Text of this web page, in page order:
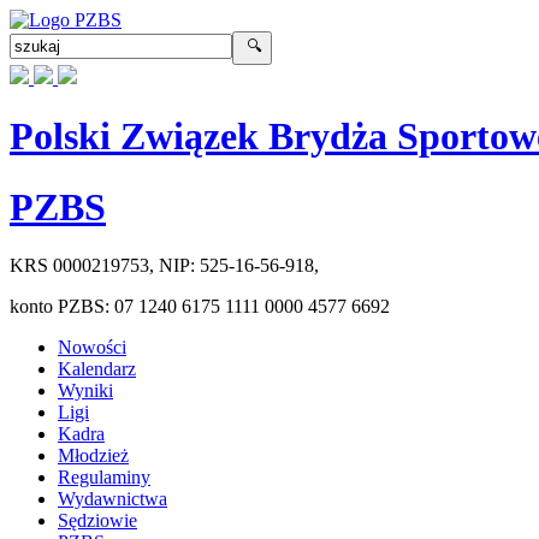
Polski Związek Brydża
PZBS
KRS 0000219753, NIP: 525-16-56-918,
konto PZBS: 07 1240 6175 1111 0000 4577 6692
Nowości
Kalendarz
Wyniki
Ligi
Kadra
Młodzież
Regulaminy
Wydawnictwa
Sędziowie